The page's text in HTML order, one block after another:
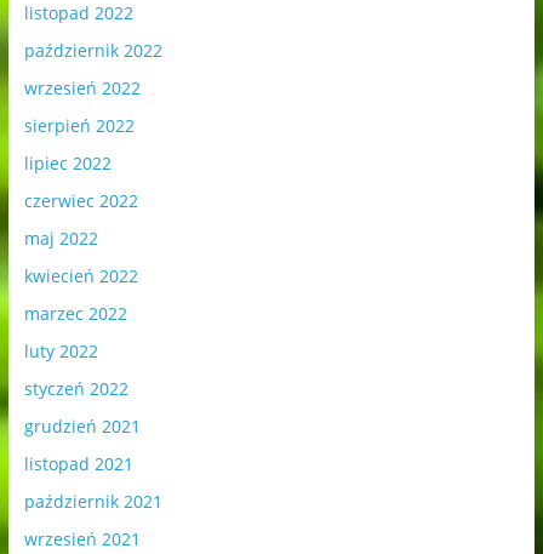
listopad 2022
październik 2022
wrzesień 2022
sierpień 2022
lipiec 2022
czerwiec 2022
maj 2022
kwiecień 2022
marzec 2022
luty 2022
styczeń 2022
grudzień 2021
listopad 2021
październik 2021
wrzesień 2021